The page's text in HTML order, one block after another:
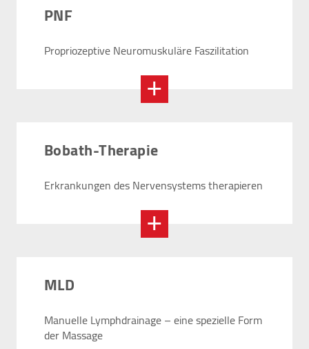
PNF
Propriozeptive Neuromuskuläre Faszilitation
Bobath-Therapie
Erkrankungen des Nervensystems therapieren
MLD
Manuelle Lymphdrainage – eine spezielle Form
der Massage